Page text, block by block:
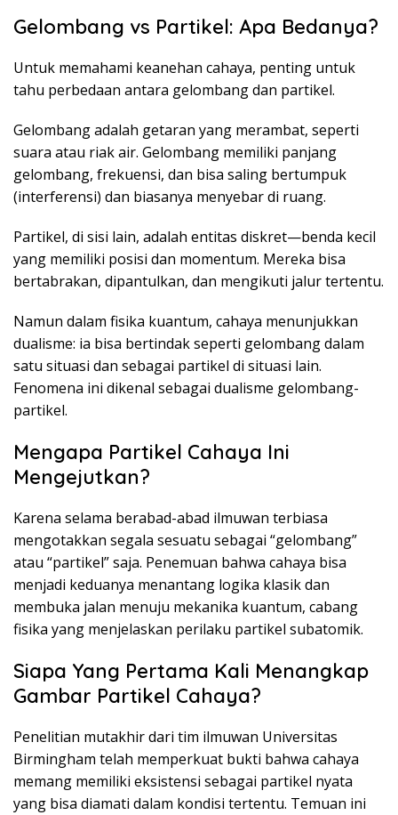
Gelombang vs Partikel: Apa Bedanya?
Untuk memahami keanehan cahaya, penting untuk
tahu perbedaan antara gelombang dan partikel.
Gelombang adalah getaran yang merambat, seperti
suara atau riak air. Gelombang memiliki panjang
gelombang, frekuensi, dan bisa saling bertumpuk
(interferensi) dan biasanya menyebar di ruang.
Partikel, di sisi lain, adalah entitas diskret—benda kecil
yang memiliki posisi dan momentum. Mereka bisa
bertabrakan, dipantulkan, dan mengikuti jalur tertentu.
Namun dalam fisika kuantum, cahaya menunjukkan
dualisme: ia bisa bertindak seperti gelombang dalam
satu situasi dan sebagai partikel di situasi lain.
Fenomena ini dikenal sebagai dualisme gelombang-
partikel.
Mengapa Partikel Cahaya Ini
Mengejutkan?
Karena selama berabad-abad ilmuwan terbiasa
mengotakkan segala sesuatu sebagai “gelombang”
atau “partikel” saja. Penemuan bahwa cahaya bisa
menjadi keduanya menantang logika klasik dan
membuka jalan menuju mekanika kuantum, cabang
fisika yang menjelaskan perilaku partikel subatomik.
Siapa Yang Pertama Kali Menangkap
Gambar Partikel Cahaya?
Penelitian mutakhir dari tim ilmuwan Universitas
Birmingham telah memperkuat bukti bahwa cahaya
memang memiliki eksistensi sebagai partikel nyata
yang bisa diamati dalam kondisi tertentu. Temuan ini